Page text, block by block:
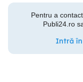
Pentru a
Publi24.ro
Intră